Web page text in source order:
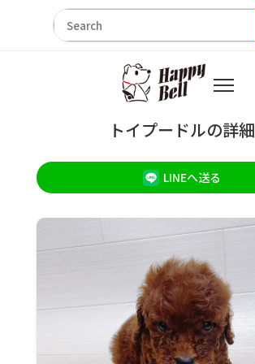
トイプードルの詳細
LINEへ送る